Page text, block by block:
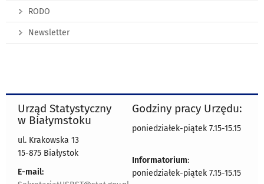
RODO
Newsletter
Urząd Statystyczny
w Białymstoku
ul. Krakowska 13
15-875 Białystok
E-mail:
Godziny pracy Urzędu:
poniedziałek-piątek 7.15-15.15
Informatorium:
poniedziałek-piątek 7.15-15.15